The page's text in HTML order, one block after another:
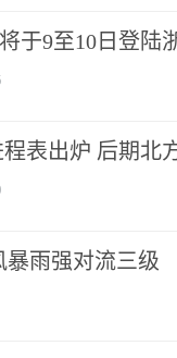
于9至10日登陆
表出炉 后期北
暴雨强对流三级